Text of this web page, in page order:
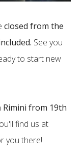
closed from the
See you
to start new
Rimini from 19th
find us at
you there!